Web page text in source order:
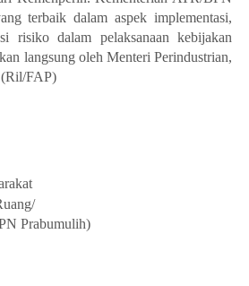
terbaik dalam aspek implementasi,
risiko dalam pelaksanaan kebijakan
langsung oleh Menteri Perindustrian,
(Ril/FAP)
Prabumulih)